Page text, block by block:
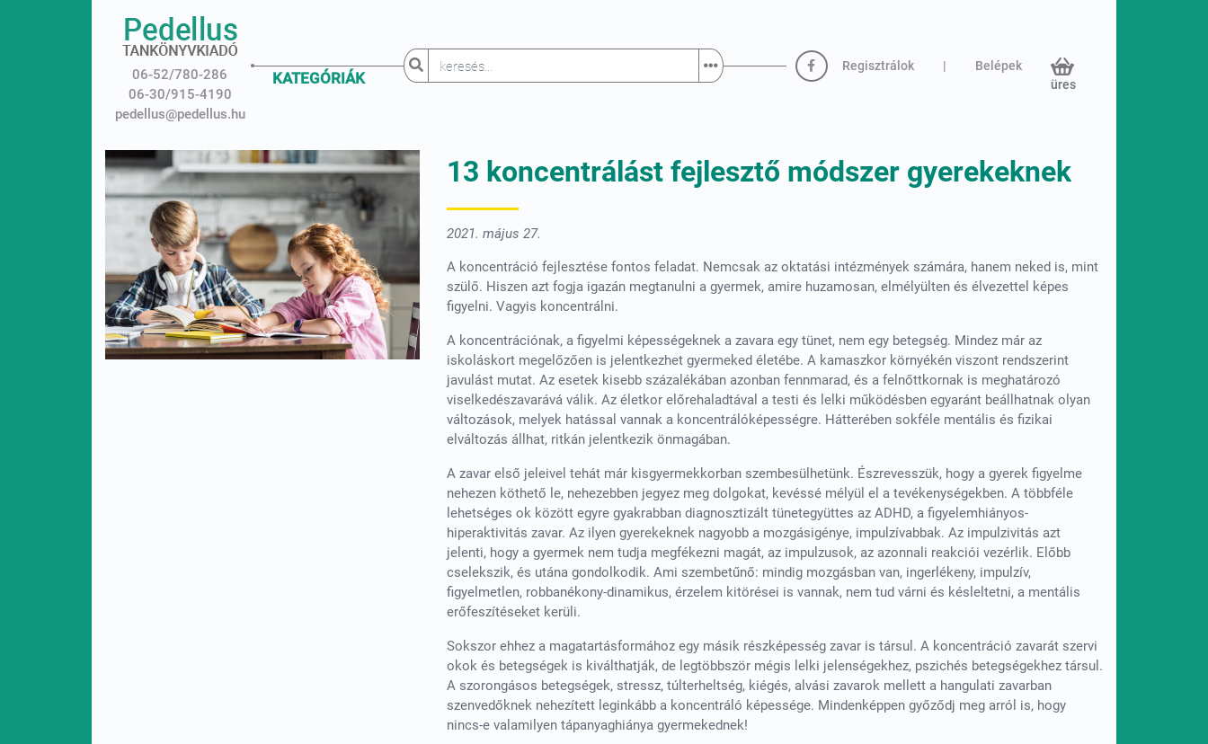
06-52/780-286
06-30/915-4190
pedellus@pedellus.hu
KATEGÓRIÁK
Regisztrálok |
Belépek
üres
13 koncentrálást fejlesztő módszer gyerekeknek
2021. május 27.
A koncentráció fejlesztése fontos feladat. Nemcsak az oktatási intézmények számára, hanem neked is, mint
szülő. Hiszen azt fogja igazán megtanulni a gyermek, amire huzamosan, elmélyülten és élvezettel képes
figyelni. Vagyis koncentrálni.
A koncentrációnak, a figyelmi képességeknek a zavara egy tünet, nem egy betegség. Mindez már az
iskoláskort megelőzően is jelentkezhet gyermeked életébe. A kamaszkor környékén viszont rendszerint
javulást mutat. Az esetek kisebb százalékában azonban fennmarad, és a felnőttkornak is meghatározó
viselkedészavarává válik. Az életkor előrehaladtával a testi és lelki működésben egyaránt beállhatnak olyan
változások, melyek hatással vannak a koncentrálóképességre. Hátterében sokféle mentális és fizikai
elváltozás állhat, ritkán jelentkezik önmagában.
A zavar első jeleivel tehát már kisgyermekkorban szembesülhetünk. Észrevesszük, hogy a gyerek figyelme
nehezen köthető le, nehezebben jegyez meg dolgokat, kevéssé mélyül el a tevékenységekben. A többféle
lehetséges ok között egyre gyakrabban diagnosztizált tünetegyüttes az ADHD, a figyelemhiányos-
hiperaktivitás zavar. Az ilyen gyerekeknek nagyobb a mozgásigénye, impulzívabbak. Az impulzivitás azt
jelenti, hogy a gyermek nem tudja megfékezni magát, az impulzusok, az azonnali reakciói vezérlik. Előbb
cselekszik, és utána gondolkodik. Ami szembetűnő: mindig mozgásban van, ingerlékeny, impulzív,
figyelmetlen, robbanékony-dinamikus, érzelem kitörései is vannak, nem tud várni és késleltetni, a mentális
erőfeszítéseket kerüli.
Sokszor ehhez a magatartásformához egy másik részképesség zavar is társul. A koncentráció zavarát szervi
okok és betegségek is kiválthatják, de legtöbbször mégis lelki jelenségekhez, pszichés betegségekhez társul.
A szorongásos betegségek, stressz, túlterheltség, kiégés, alvási zavarok mellett a hangulati zavarban
szenvedőknek nehezített leginkább a koncentráló képessége. Mindenképpen győződj meg arról is, hogy
nincs-e valamilyen tápanyaghiánya gyermekednek!